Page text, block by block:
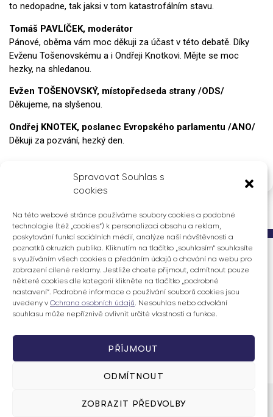
Spravovat Souhlas s
cookies
Na této webové stránce používáme soubory cookies a podobné
technologie (též „cookies“) k personalizaci obsahu a reklam,
poskytování funkcí sociálních médií, analýze naší návštěvnosti a
poznatků okruzích publika. Kliknutím na tlačítko „souhlasím“ souhlasíte
s využíváním všech cookies a předáním údajů o chování na webu pro
zobrazení cílené reklamy. Jestliže chcete přijmout, odmítnout pouze
některé cookies dle kategorií klikněte na tlačítko „podrobné
nastavení“. Podrobné informace o používání souborů cookies jsou
uvedeny v Ochrana osobních údajů. Nesouhlas nebo odvolání
souhlasu může nepříznivě ovlivnit určité vlastnosti a funkce.
PŘÍJMOUT
ODMÍTNOUT
ZOBRAZIT PŘEDVOLBY
to nedopadne, tak jaksi v tom katastrofálním stavu.
Tomáš PAVLÍČEK, moderátor
Pánové, oběma vám moc děkuji za účast v této debatě. Díky
Evženu Tošenovskému a i Ondřeji Knotkovi. Mějte se moc
hezky, na shledanou.
Evžen TOŠENOVSKÝ, místopředseda strany /ODS/
Děkujeme, na slyšenou.
Ondřej KNOTEK, poslanec Evropského parlamentu /ANO/
Děkuji za pozvání, hezký den.
Ing. Ondřej Knotek
poslanec Evropského parlamentu
© 2026 Ondřej Knotek | Všechna práva vyhrazena